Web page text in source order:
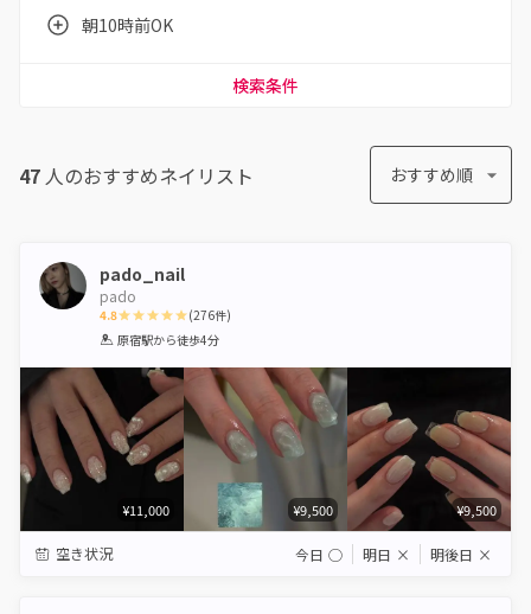
朝10時前OK
検索条件
47 人のおすすめネイリスト おすすめ順
pado_nail
pado
4.8
1 2 3 4 5
(276件)
原宿駅から徒歩4分
¥11,000 ¥9,500 ¥9,500
空き状況 今日 ◯ 明日 × 明後日 ×